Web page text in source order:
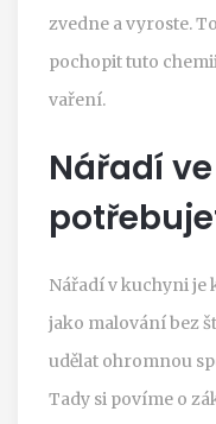
zvedne a vyroste.
pochopit tuto
vaření.
Nářadí
Nářadí v kuchyni je
jako malování bez
udělat ohromnou
Tady si povíme o